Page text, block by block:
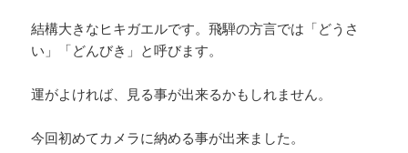
結構大きなヒキガエルです。飛騨の方言では「どうさ
い」「どんびき」と呼びます。
運がよければ、見る事が出来るかもしれません。
今回初めてカメラに納める事が出来ました。